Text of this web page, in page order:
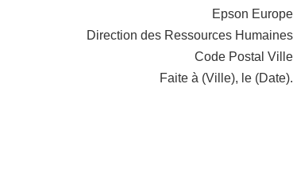
Epson Europe
Direction des Ressources Humaines
Code Postal Ville
Faite à (Ville), le (Date).